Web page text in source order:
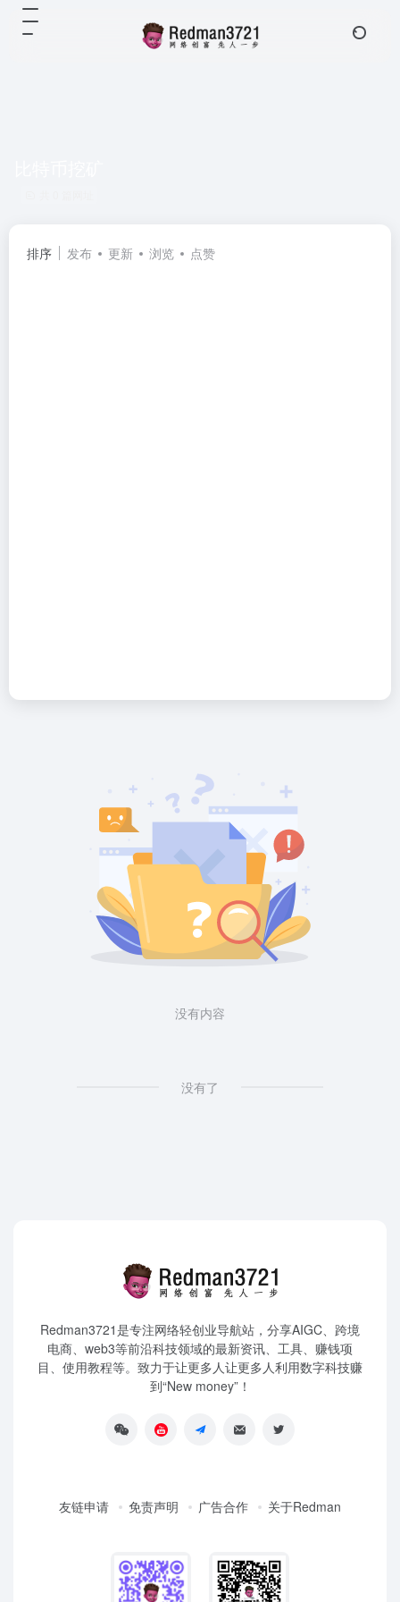
排序 发布 更新 浏览 点赞
没有内容
没有了
Redman3721是专注网络轻创业导航站，分享AIGC、跨境
电商、web3等前沿科技领域的最新资讯、工具、赚钱项
目、使用教程等。致力于让更多人让更多人利用数字科技赚
到“New money”！
友链申请 免责声明 广告合作 关于Redman